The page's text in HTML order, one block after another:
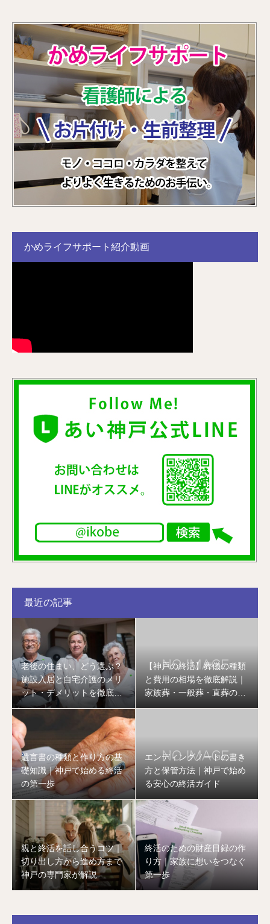
かめライフサポート紹介動画
最近の記事
老後の住まい、どう選ぶ？
施設入居と自宅介護のメリ
ット・デメリットを徹底比
較
【神戸の終活】葬儀の種類
と費用の相場を徹底解説｜
家族葬・一般葬・直葬の違
遺言書の種類と作り方の基
礎知識｜神戸で始める終活
の第一歩
エンディングノートの書き
方と保管方法｜神戸で始め
る安心の終活ガイド
親と終活を話し合うコツ｜
切り出し方から進め方まで
神戸の専門家が解説
終活のための財産目録の作
り方｜家族に想いをつなぐ
第一歩